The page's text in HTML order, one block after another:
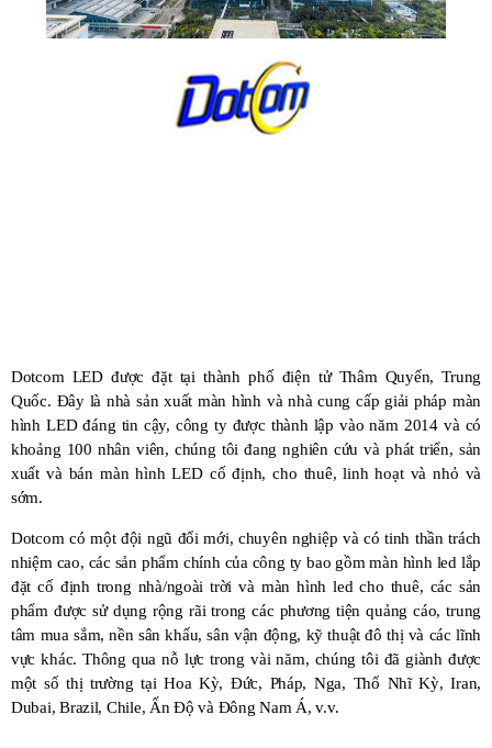
Dotcom LED được đặt tại thành phố điện tử Thâm Quyến, Trung
Quốc. Đây là nhà sản xuất màn hình và nhà cung cấp giải pháp màn
hình LED đáng tin cậy, công ty được thành lập vào năm 2014 và có
khoảng 100 nhân viên, chúng tôi đang nghiên cứu và phát triển, sản
xuất và bán màn hình LED cố định, cho thuê, linh hoạt và nhỏ và
sớm.
Dotcom có ​​một đội ngũ đổi mới, chuyên nghiệp và có tinh thần trách
nhiệm cao, các sản phẩm chính của công ty bao gồm màn hình led lắp
đặt cố định trong nhà/ngoài trời và màn hình led cho thuê, các sản
phẩm được sử dụng rộng rãi trong các phương tiện quảng cáo, trung
tâm mua sắm, nền sân khấu, sân vận động, kỹ thuật đô thị và các lĩnh
vực khác. Thông qua nỗ lực trong vài năm, chúng tôi đã giành được
một số thị trường tại Hoa Kỳ, Đức, Pháp, Nga, Thổ Nhĩ Kỳ, Iran,
Dubai, Brazil, Chile, Ấn Độ và Đông Nam Á, v.v.